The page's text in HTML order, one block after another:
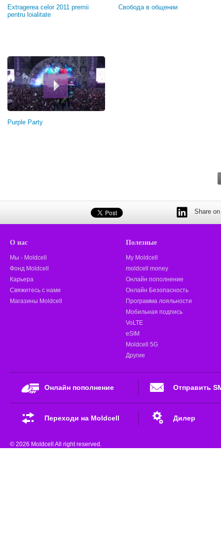
Extragerea celor 2011 premii
pentru loialitate
Свобода в общении
Purple Party
Share
О нас
Мы - Moldcell
Фонд Moldcell
Карьера
Свяжитесь с нами
Магазины Moldcell
Полезные
My Moldcell
moldcell money
Онлайн пополнение
Онлайн Безопасность
Программа лояльности
Мобильная подпись
VoLTE
eSIM
Moldcell 5G
Другие
Онлайн пополнение Отправить
Переходи на Moldcell Дилер
© 2026 Moldcell All right reserved.